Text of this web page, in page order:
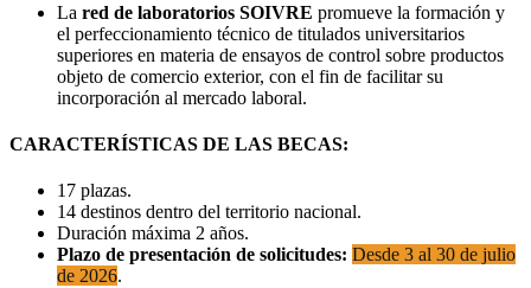
La red de laboratorios SOIVRE promueve la formación y
el perfeccionamiento técnico de titulados universitarios
superiores en materia de ensayos de control sobre productos
objeto de comercio exterior, con el fin de facilitar su
incorporación al mercado laboral.
CARACTERÍSTICAS DE LAS BECAS:
17 plazas.
14 destinos dentro del territorio nacional.
Duración máxima 2 años.
Plazo de presentación de solicitudes: Desde 3 al 30 de julio
de 2026.